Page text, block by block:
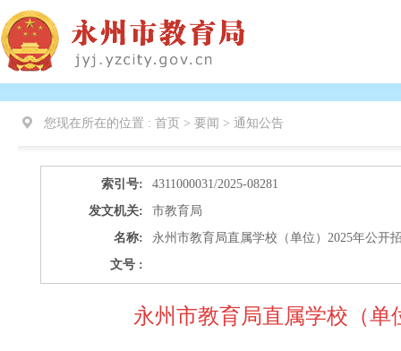
您现在所在的位置 : 首页 > 要闻 > 通知公告
索引号:
4311000031/2025-08281
发文机关:
市教育局
名称:
永州市教育局直属学校（单位）2025年公开
文号 :
永州市教育局直属学校（单